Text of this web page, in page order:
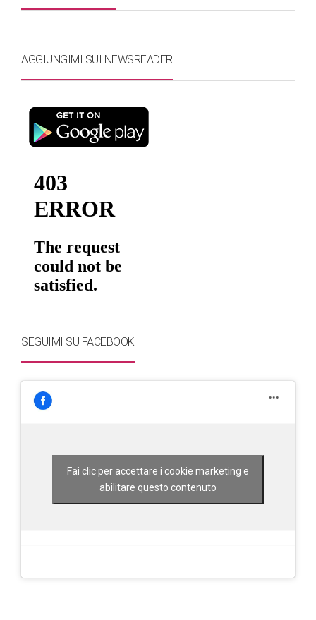
AGGIUNGIMI SUI NEWSREADER
SEGUIMI SU FACEBOOK
Fai clic per accettare i cookie marketing e
abilitare questo contenuto